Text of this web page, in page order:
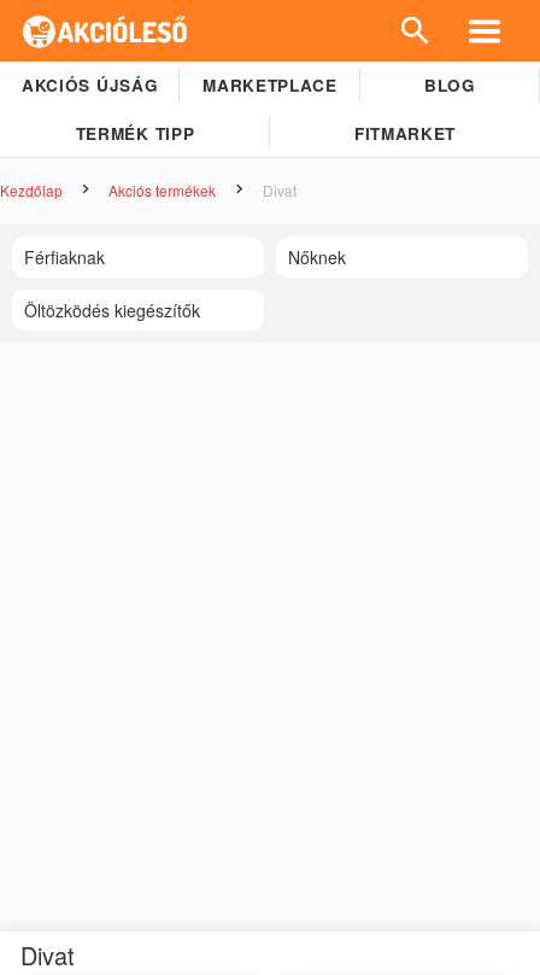
AKCIÓS ÚJSÁG MARKETPLACE BLOG
TERMÉK TIPP FITMARKET
Kezdőlap Akciós termékek Divat
Férfiaknak Nőknek
Öltözködés kiegészítők
Divat